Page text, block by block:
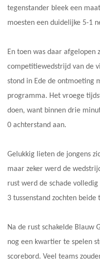
tegenstander bleek een
moesten een duidelijke 5-1
En toen was daar afgelopen
competitiewedstrijd van de
stond in Ede de ontmoeting
programma. Het vroege
doen, want binnen drie
0 achterstand aan.
Gelukkig lieten de jongens
maar zeker werd de
rust werd de schade
3 tussenstand zochten
Na de rust schakelde Blauw
nog een kwartier te spelen
scorebord. Veel teams